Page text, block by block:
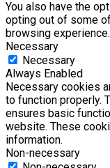
You also have the
opting out of some
browsing experience.
Necessary
Necessary
Always Enabled
Necessary cookies
to function properly.
ensures basic
website. These
information.
Non-necessary